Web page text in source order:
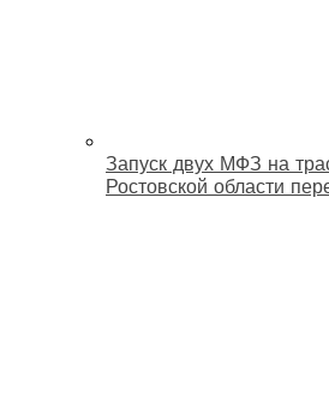
Запуск двух МФЗ на
Ростовской области